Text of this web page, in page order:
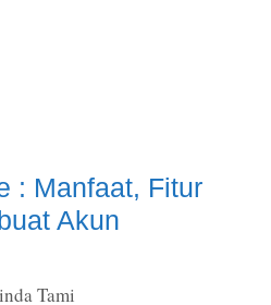
: Manfaat, Fitur
Akun
Tami